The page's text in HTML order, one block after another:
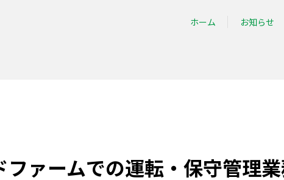
ホーム お知らせ
ファームでの運転・保守管理